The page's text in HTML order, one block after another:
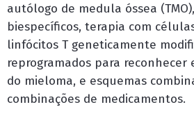
autólogo de medula óssea
biespecíficos, terapia com
linfócitos T geneticamente
reprogramados para reconhecer
do mieloma, e esquemas
combinações de medicamentos.